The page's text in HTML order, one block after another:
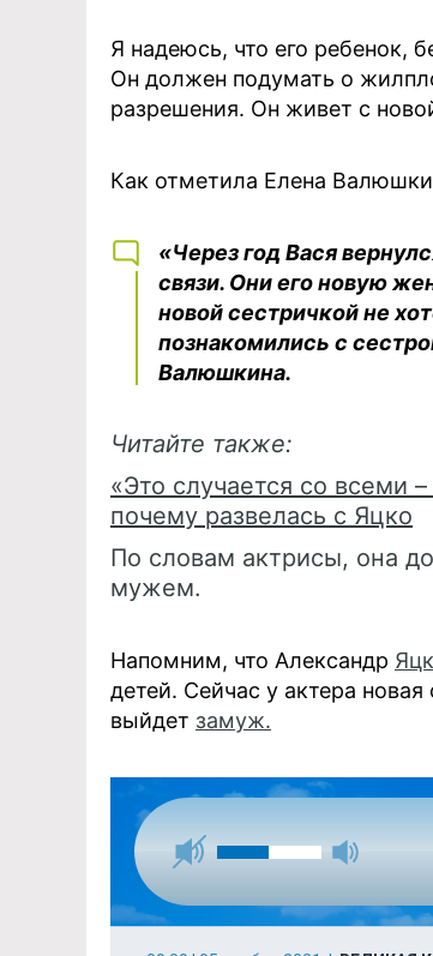
Я надеюсь, что его ребенок,
Он должен подумать о
разрешения. Он живет с
Как отметила Елена
«Через год Вася
связи. Они его новую
новой сестричкой не
познакомились с
Валюшкина.
Читайте также:
«Это случается со всеми
почему развелась с Яцко
По словам актрисы, она
мужем.
Напомним, что Александр
детей. Сейчас у актера
выйдет замуж.